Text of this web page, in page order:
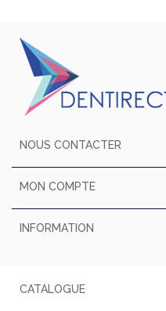
NOUS CONTACTER
MON COMPTE
INFORMATION
CATALOGUE